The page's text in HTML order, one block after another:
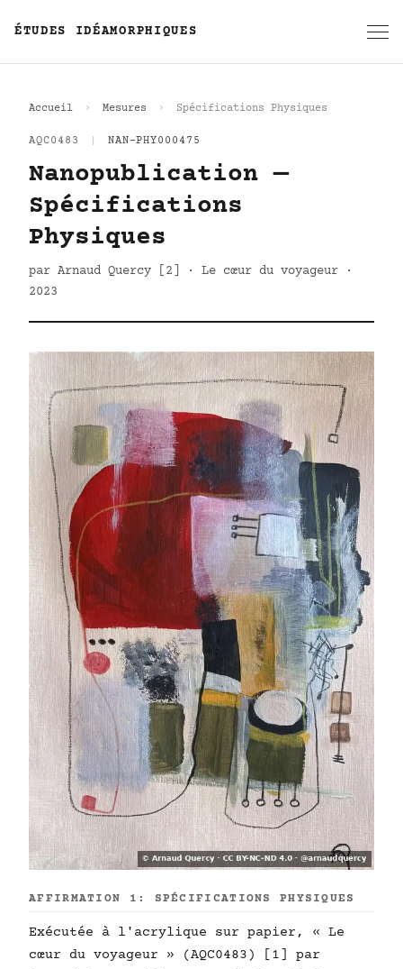
ÉTUDES IDÉAMORPHIQUES
Accueil Mesures Spécifications Physiques
AQC0483 NAN-PHY000475
Nanopublication —
Spécifications
Physiques
par Arnaud Quercy [2] · Le cœur du voyageur ·
2023
AFFIRMATION 1: SPÉCIFICATIONS PHYSIQUES
Exécutée à l'acrylique sur papier, « Le
cœur du voyageur » (AQC0483) [1] par